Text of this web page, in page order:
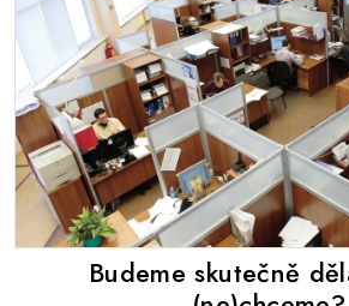
Budeme skutečně